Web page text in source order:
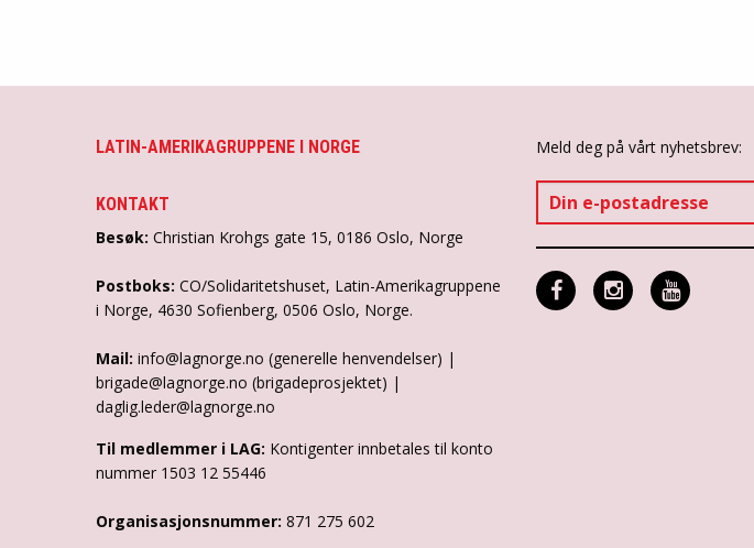
LATIN-AMERIKAGRUPPENE I NORGE
KONTAKT
Besøk: Christian Krohgs gate 15, 0186 Oslo, Norge
Postboks: CO/Solidaritetshuset, Latin-Amerikagruppene
i Norge, 4630 Sofienberg, 0506 Oslo, Norge.
Mail: info@lagnorge.no (generelle henvendelser) |
brigade@lagnorge.no (brigadeprosjektet) |
daglig.leder@lagnorge.no
Til medlemmer i LAG: Kontigenter innbetales til konto
nummer 1503 12 55446
Organisasjonsnummer: 871 275 602
Meld deg på vårt nyhetsbrev: